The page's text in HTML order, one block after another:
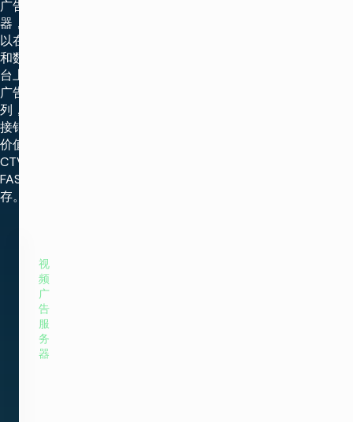
广告服务
器，您可
以在线性
和数字平
台上销售
广告系
列，或直
接销售高
价值的
CTV 和
FAST 库
存。
视
频
广
告
服
务
器